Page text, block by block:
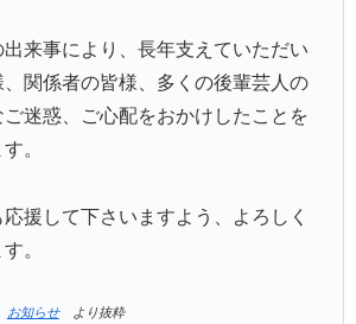
来事により、長年支えていただい
関係者の皆様、多くの後輩芸人の
迷惑、ご心配をおかけしたことを
。
援して下さいますよう、よろしく
。
お知らせより抜粋